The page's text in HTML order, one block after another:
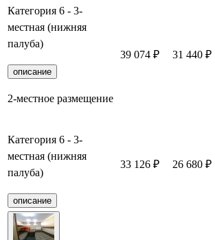
Категория 6 - 3-
местная (нижняя
палуба)
описание
2-местное размещение
39 074 ₽ 31 440 ₽
Категория 6 - 3-
местная (нижняя
палуба)
описание
33 126 ₽ 26 680 ₽